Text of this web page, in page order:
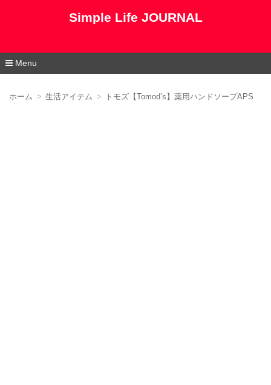
Simple Life JOURNAL
Menu
ホーム 生活アイテム トモズ【Tomod’s】薬用ハンドソープAPS